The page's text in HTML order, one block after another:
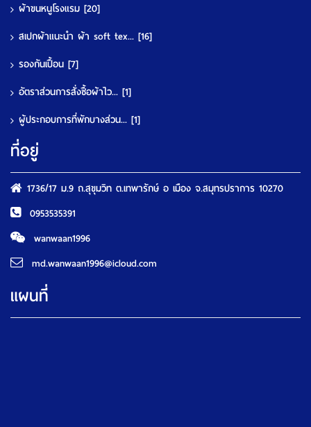
ผ้าขนหนูโรงแรม [20]
สเปกผ้าแนะนำ ผ้า soft tex... [16]
รองกันเปื้อน [7]
อัตราส่วนการสั่งซื้อผ้าไว... [1]
ผู้ประกอบการที่พักบางส่วน... [1]
ที่อยู่
1736/17 ม.9 ถ.สุขุมวิท ต.เทพารักษ์ อ เมือง จ.สมุทรปราการ 10270
0953535391
wanwaan1996
md.wanwaan1996@icloud.com
แผนที่